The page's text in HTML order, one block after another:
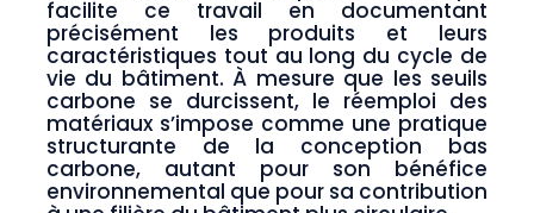
facilite ce travail en documentant
précisément les produits et leurs
caractéristiques tout au long du cycle de
vie du bâtiment. À mesure que les seuils
carbone se durcissent, le réemploi des
matériaux s’impose comme une pratique
structurante de la conception bas
carbone, autant pour son bénéfice
environnemental que pour sa contribution